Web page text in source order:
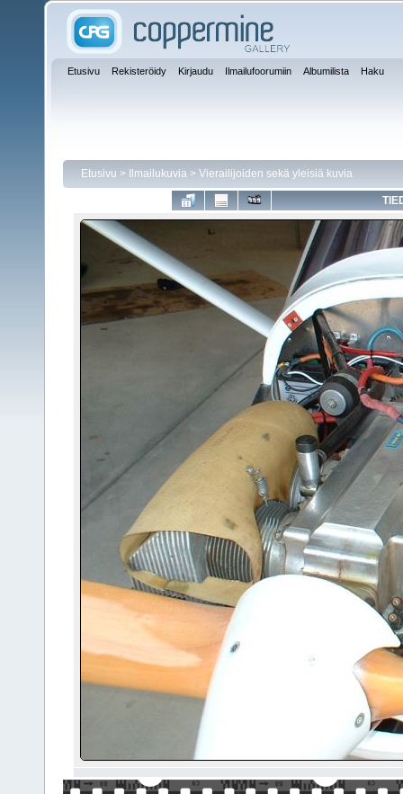
Etusivu Rekisteröidy Kirjaudu Ilmailufoorumiin Albumilista Haku
Etusivu > Ilmailukuvia > Vierailijoiden sekä yleisiä kuvia